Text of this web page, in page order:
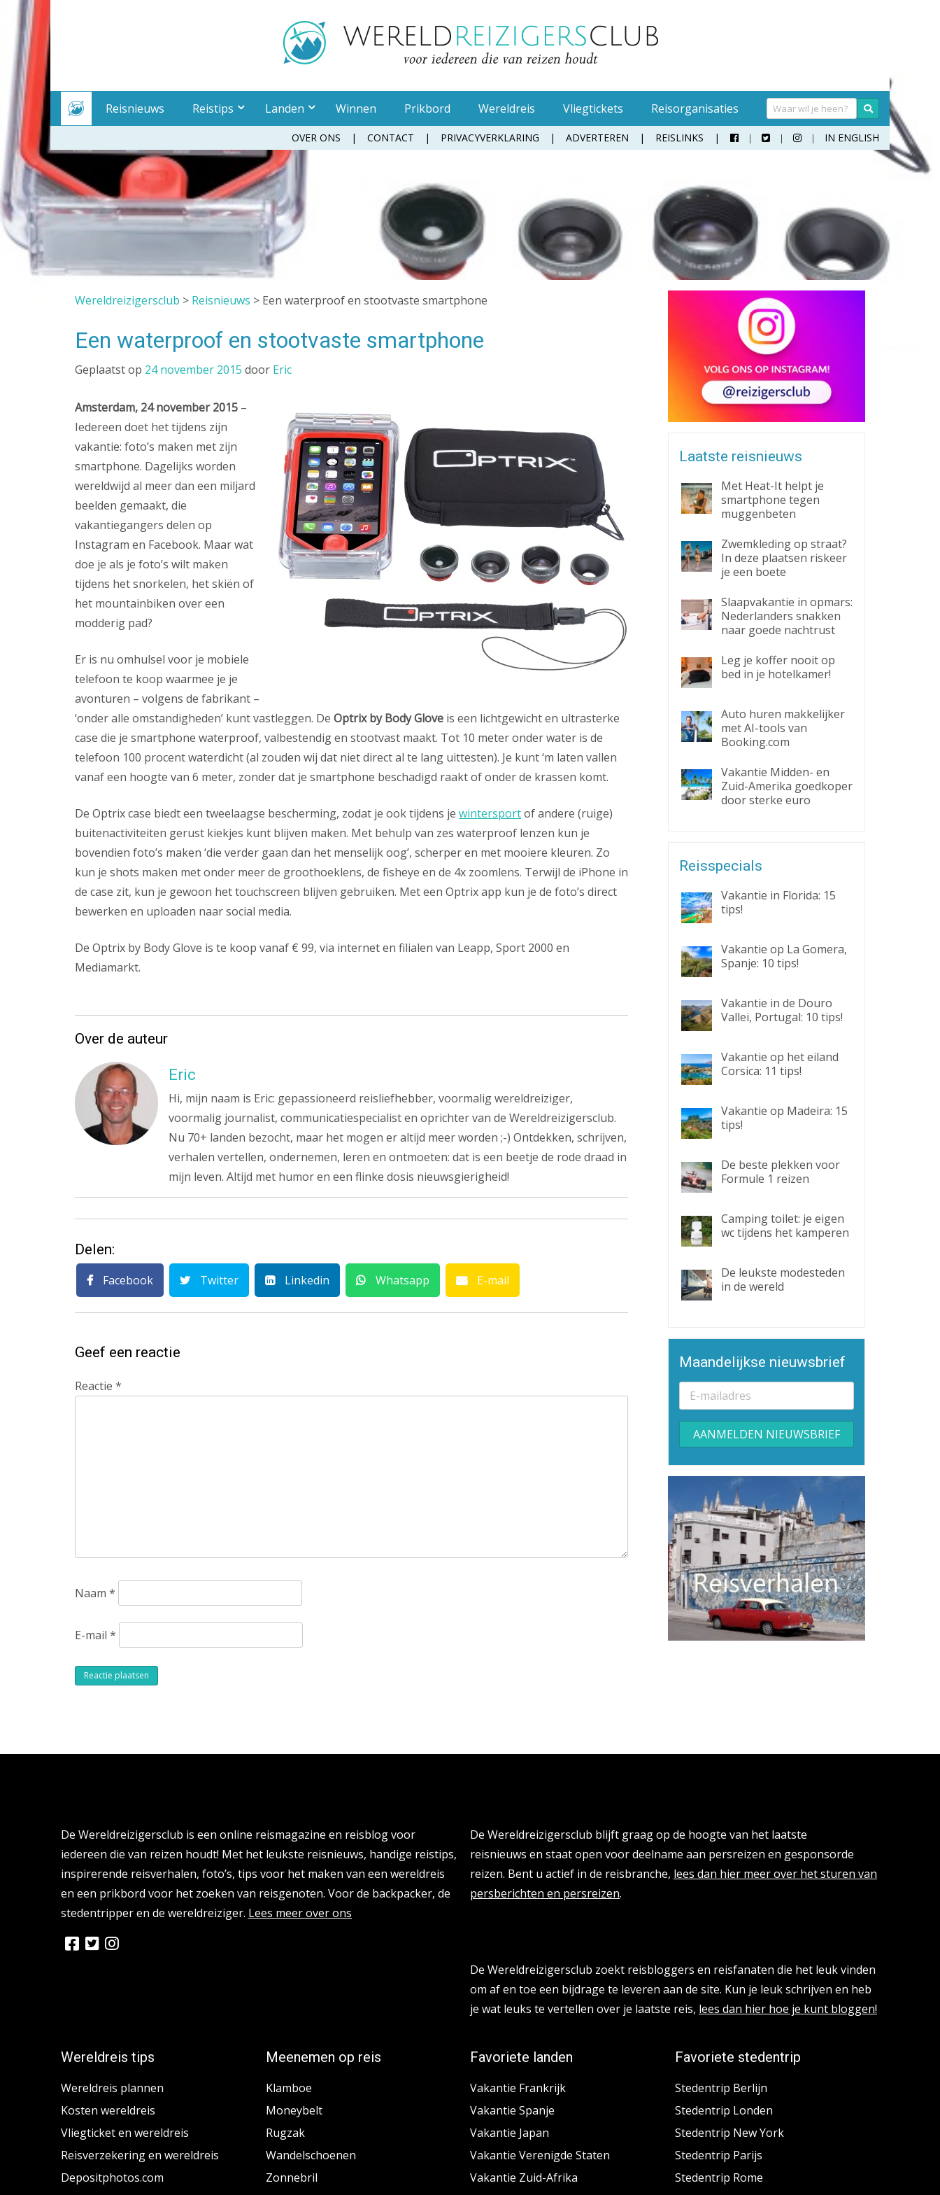
Meteen
naar
inhoud
Reisnieuws Reistips
Oordopjes
Tandenborstel
Toiletpapier
Waterfles
Handwasmiddel
Hangmat
Klamboe
Koffer
Moneybelt
Sokken
Teenslippers
Wandelschoenen
Zonnebril
Landen Winnen Prikbord Wereldreis Vliegtickets Reisorganisaties
OVER ONS CONTACT PRIVACYVERKLARING ADVERTEREN REISLINKS    IN ENGLISH
Wereldreizigersclub > Reisnieuws > Een waterproof en stootvaste smartphone
Een waterproof en stootvaste smartphone
Geplaatst op 24 november 2015 door Eric
Amsterdam, 24 november 2015 –
Iedereen doet het tijdens zijn
vakantie: foto’s maken met zijn
smartphone. Dagelijks worden
wereldwijd al meer dan een miljard
beelden gemaakt, die
vakantiegangers delen op
Instagram en Facebook. Maar wat
doe je als je foto’s wilt maken
tijdens het snorkelen, het skiën of
het mountainbiken over een
modderig pad?
Er is nu omhulsel voor je mobiele
telefoon te koop waarmee je je
avonturen – volgens de fabrikant –
‘onder alle omstandigheden’ kunt vastleggen. De Optrix by Body Glove is een lichtgewicht en ultrasterke
case die je smartphone waterproof, valbestendig en stootvast maakt. Tot 10 meter onder water is de
telefoon 100 procent waterdicht (al zouden wij dat niet direct al te lang uittesten). Je kunt ‘m laten vallen
vanaf een hoogte van 6 meter, zonder dat je smartphone beschadigd raakt of onder de krassen komt.
De Optrix case biedt een tweelaagse bescherming, zodat je ook tijdens je wintersportof andere (ruige)
buitenactiviteiten gerust kiekjes kunt blijven maken. Met behulp van zes waterproof lenzen kun je
bovendien foto’s maken ‘die verder gaan dan het menselijk oog’, scherper en met mooiere kleuren. Zo
kun je shots maken met onder meer de groothoeklens, de fisheye en de 4x zoomlens. Terwijl de iPhone in
de case zit, kun je gewoon het touchscreen blijven gebruiken. Met een Optrix app kun je de foto’s direct
bewerken en uploaden naar social media.
De Optrix by Body Glove is te koop vanaf € 99, via internet en filialen van Leapp, Sport 2000 en
Mediamarkt.
Over de auteur
Eric
Hi, mijn naam is Eric: gepassioneerd reisliefhebber, voormalig wereldreiziger,
voormalig journalist, communicatiespecialist en oprichter van de Wereldreizigersclub.
Nu 70+ landen bezocht, maar het mogen er altijd meer worden ;-) Ontdekken, schrijven,
verhalen vertellen, ondernemen, leren en ontmoeten: dat is een beetje de rode draad in
mijn leven. Altijd met humor en een flinke dosis nieuwsgierigheid!
Delen:
Facebook Twitter Linkedin Whatsapp E-mail
Geef een reactie
Reactie *
Naam *
E-mail *
Laatste reisnieuws
Met Heat-It helpt je
smartphone tegen
muggenbeten
Zwemkleding op straat?
In deze plaatsen riskeer
je een boete
Slaapvakantie in opmars:
Nederlanders snakken
naar goede nachtrust
Leg je koffer nooit op
bed in je hotelkamer!
Auto huren makkelijker
met AI-tools van
Booking.com
Vakantie Midden- en
Zuid-Amerika goedkoper
door sterke euro
Reisspecials
Vakantie in Florida: 15
tips!
Vakantie op La Gomera,
Spanje: 10 tips!
Vakantie in de Douro
Vallei, Portugal: 10 tips!
Vakantie op het eiland
Corsica: 11 tips!
Vakantie op Madeira: 15
tips!
De beste plekken voor
Formule 1 reizen
Camping toilet: je eigen
wc tijdens het kamperen
De leukste modesteden
in de wereld
Maandelijkse nieuwsbrief
Alternative:
De Wereldreizigersclub is een online reismagazine en reisblog voor
iedereen die van reizen houdt! Met het leukste reisnieuws, handige reistips,
inspirerende reisverhalen, foto’s, tips voor het maken van een wereldreis
en een prikbord voor het zoeken van reisgenoten. Voor de backpacker, de
stedentripper en de wereldreiziger. Lees meer over ons
De Wereldreizigersclub blijft graag op de hoogte van het laatste
reisnieuws en staat open voor deelname aan persreizen en gesponsorde
reizen. Bent u actief in de reisbranche, lees dan hier meer over het sturen van
persberichten en persreizen.
De Wereldreizigersclub zoekt reisbloggers en reisfanaten die het leuk vinden
om af en toe een bijdrage te leveren aan de site. Kun je leuk schrijven en heb
je wat leuks te vertellen over je laatste reis, lees dan hier hoe je kunt bloggen!
Wereldreis tips
Wereldreis plannen
Kosten wereldreis
Vliegticket en wereldreis
Reisverzekering en wereldreis
Depositphotos.com
Meenemen op reis
Klamboe
Moneybelt
Rugzak
Wandelschoenen
Zonnebril
Favoriete landen
Vakantie Frankrijk
Vakantie Spanje
Vakantie Japan
Vakantie Verenigde Staten
Vakantie Zuid-Afrika
Favoriete stedentrip
Stedentrip Berlijn
Stedentrip Londen
Stedentrip New York
Stedentrip Parijs
Stedentrip Rome